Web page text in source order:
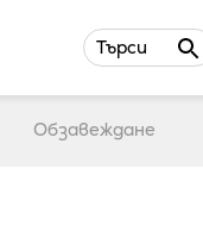
Търси
Обзавеждане